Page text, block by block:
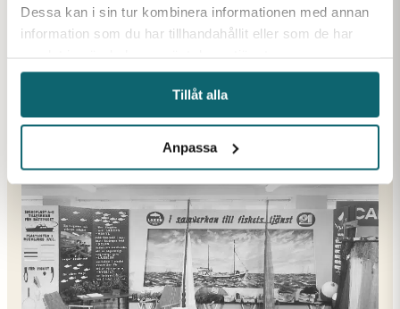
Dessa kan i sin tur kombinera informationen med annan
information som du har tillhandahållit eller som de har
Tillåt alla
Anpassa
mycket mer. Vår erfarenhet sträcker sig tillbaka till
1948 och erbjuder ett gediget hantverk av specialnät.